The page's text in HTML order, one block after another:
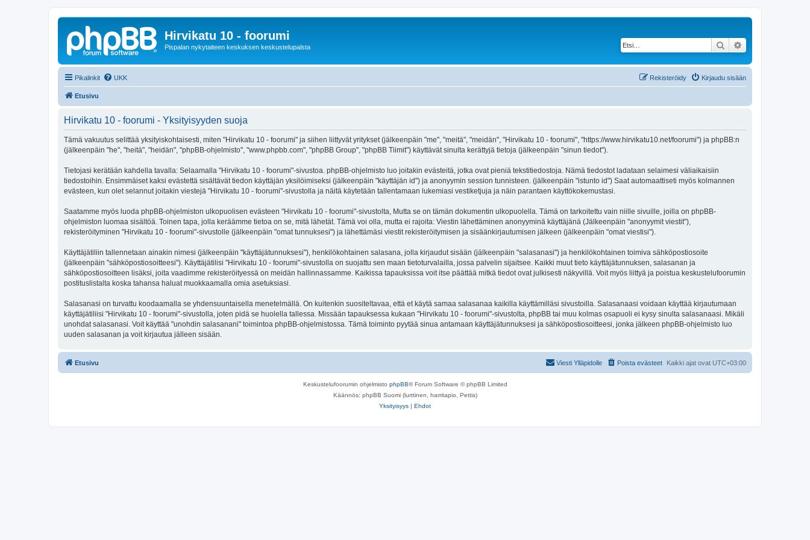
Hirvikatu 10 - foorumi
Pispalan nykytaiteen keskuksen keskustelupalsta Etsi
Pikalinkit UKK Kirjaudu sisään
Rekisteröidy
Etusivu
Hirvikatu 10 - foorumi - Yksityisyyden suoja
Tämä vakuutus selittää yksityiskohtaisesti, miten "Hirvikatu 10 - foorumi" ja siihen liittyvät yritykset (jälkeenpäin "me", "meitä", "meidän", "Hirvikatu 10 - foorumi", "https://www.hirvikatu10.net/foorumi") ja phpBB:n
(jälkeenpäin "he", "heitä", "heidän", "phpBB-ohjelmisto", "www.phpbb.com", "phpBB Group", "phpBB Tiimit") käyttävät sinulta kerättyjä tietoja (jälkeenpäin "sinun tiedot").
Tietojasi kerätään kahdella tavalla: Selaamalla "Hirvikatu 10 - foorumi"-sivustoa. phpBB-ohjelmisto luo joitakin evästeitä, jotka ovat pieniä tekstitiedostoja. Nämä tiedostot ladataan selaimesi väliaikaisiin
tiedostoihin. Ensimmäiset kaksi evästettä sisältävät tiedon käyttäjän yksilöimiseksi (jälkeenpäin "käyttäjän id") ja anonyymin session tunnisteen. (jälkeenpäin "istunto id") Saat automaattiseti myös kolmannen
evästeen, kun olet selannut joitakin viestejä "Hirvikatu 10 - foorumi"-sivustolla ja näitä käytetään tallentamaan lukemiasi vestiketjuja ja näin parantaen käyttökokemustasi.
Saatamme myös luoda phpBB-ohjelmiston ulkopuolisen evästeen "Hirvikatu 10 - foorumi"-sivustolta, Mutta se on tämän dokumentin ulkopuolella. Tämä on tarkoitettu vain niille sivuille, joilla on phpBB-
ohjelmiston luomaa sisältöä. Toinen tapa, jolla keräämme tietoa on se, mitä lähetät. Tämä voi olla, mutta ei rajoita: Viestin lähettäminen anonyyminä käyttäjänä (Jälkeenpäin "anonyymit viestit"),
rekisteröityminen "Hirvikatu 10 - foorumi"-sivustolle (jälkeenpäin "omat tunnuksesi") ja lähettämäsi viestit rekisteröitymisen ja sisäänkirjautumisen jälkeen (jälkeenpäin "omat viestisi").
Käyttäjätiliin tallennetaan ainakin nimesi (jälkeenpäin "käyttäjätunnuksesi"), henkilökohtainen salasana, jolla kirjaudut sisään (jälkeenpäin "salasanasi") ja henkilökohtainen toimiva sähköpostiosoite
(jälkeenpäin "sähköpostiosoitteesi"). Käyttäjätilisi "Hirvikatu 10 - foorumi"-sivustolla on suojattu sen maan tietoturvalailla, jossa palvelin sijaitsee. Kaikki muut tieto käyttäjätunnuksen, salasanan ja
sähköpostiosoitteen lisäksi, joita vaadimme rekisteröityessä on meidän hallinnassamme. Kaikissa tapauksissa voit itse päättää mitkä tiedot ovat julkisesti näkyvillä. Voit myös liittyä ja poistua keskustelufoorumin
postituslistalta koska tahansa haluat muokkaamalla omia asetuksiasi.
Salasanasi on turvattu koodaamalla se yhdensuuntaisella menetelmällä. On kuitenkin suositeltavaa, että et käytä samaa salasanaa kaikilla käyttämilläsi sivustoilla. Salasanaasi voidaan käyttää kirjautumaan
käyttäjätiliisi "Hirvikatu 10 - foorumi"-sivustolla, joten pidä se huolella tallessa. Missään tapauksessa kukaan "Hirvikatu 10 - foorumi"-sivustolta, phpBB tai muu kolmas osapuoli ei kysy sinulta salasanaasi. Mikäli
unohdat salasanasi. Voit käyttää "unohdin salasanani" toimintoa phpBB-ohjelmistossa. Tämä toiminto pyytää sinua antamaan käyttäjätunnuksesi ja sähköpostiosoitteesi, jonka jälkeen phpBB-ohjelmisto luo
uuden salasanan ja voit kirjautua jälleen sisään.
Etusivu Kaikki ajat ovat UTC+03:00
Poista evästeet
Viesti Ylläpidolle
Keskustelufoorumin ohjelmisto phpBB® Forum Software © phpBB Limited
Käännös: phpBB Suomi (lurttinen, harritapio, Pettis)
Yksityisyys | Ehdot